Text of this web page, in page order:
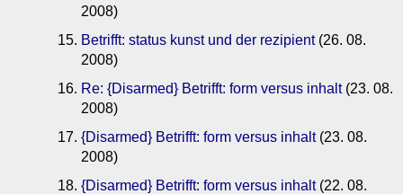
2008)
Betrifft: status kunst und der rezipient(26. 08.
2008)
Re: {Disarmed} Betrifft: form versus inhalt(23. 08.
2008)
{Disarmed} Betrifft: form versus inhalt(23. 08.
2008)
{Disarmed} Betrifft: form versus inhalt(22. 08.